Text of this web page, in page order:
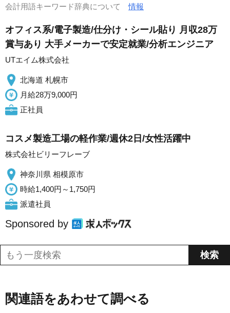
会計用語キーワード辞典について情報
オフィス系/電子製造/仕分け・シール貼り 月収28万
賞与あり 大手メーカーで安定就業/分析エンジニア
UTエイム株式会社
北海道 札幌市
月給28万9,000円
正社員
コスメ製造工場の軽作業/週休2日/女性活躍中
株式会社ビリーフレーブ
神奈川県 相模原市
時給1,400円～1,750円
派遣社員
Sponsored by
関連語をあわせて調べる